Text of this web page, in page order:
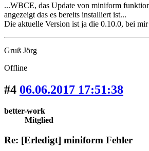
...WBCE, das Update von miniform
angezeigt das es bereits installiert ist...
Die aktuelle Version ist ja die 0.10.0, bei mir
Gruß Jörg
Offline
#4 06.06.2017 17:51:38
better-work
Mitglied
Re: [Erledigt] miniform Fehler